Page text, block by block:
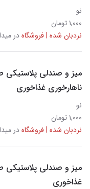
نو
۱,۰۰۰ تومان
نردبان شده | فروشگاهدر
میز و صندلی پلاستیکی
ناهارخوری غذاخوری
نو
۱,۰۰۰ تومان
نردبان شده | فروشگاهدر
میز و صندلی پلاستیکی
غذاخوری